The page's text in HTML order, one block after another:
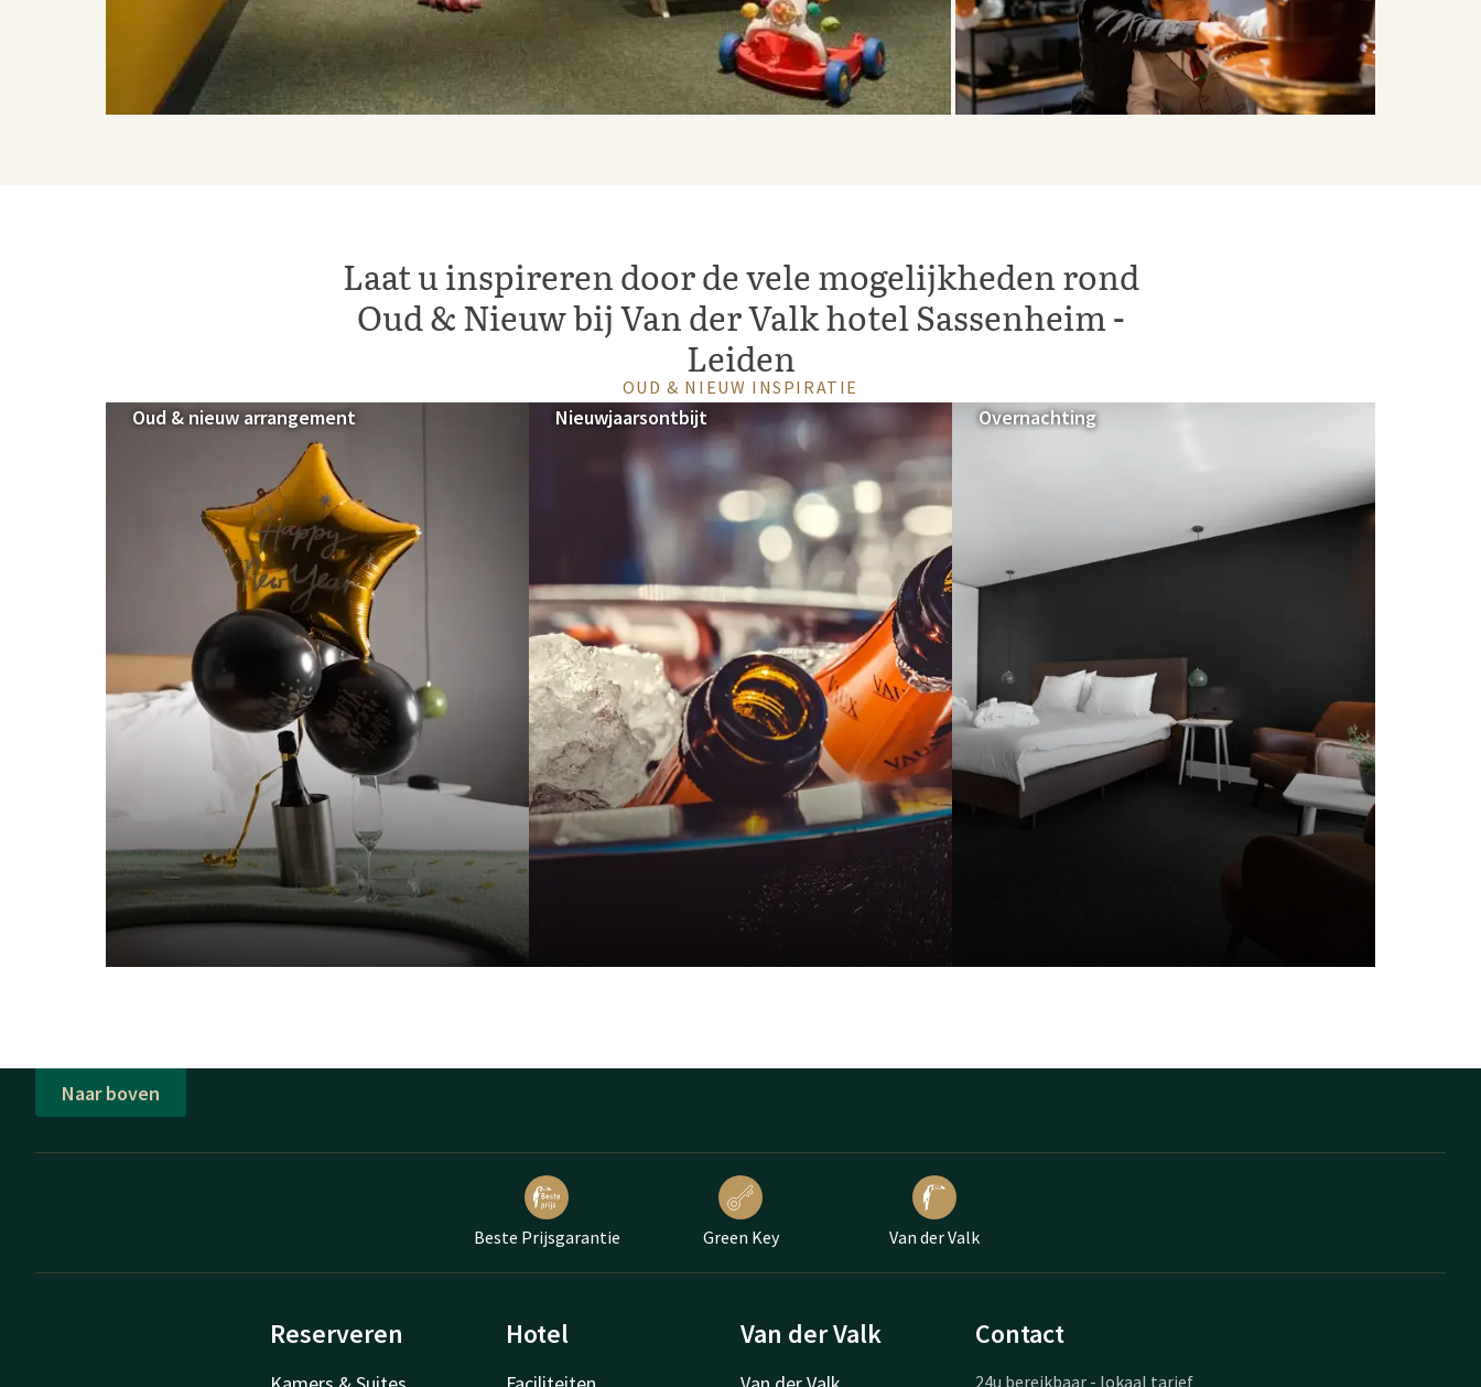
Laat u inspireren door de vele mogelijkheden rond
Oud & Nieuw bij Van der Valk hotel Sassenheim -
Leiden
OUD & NIEUW INSPIRATIE
Oud & nieuw arrangement Nieuwjaarsontbijt Overnachting
Naar boven
Beste Prijsgarantie Green Key Van der Valk
Reserveren Hotel Van der Valk Contact
24u bereikbaar - lokaal tarief